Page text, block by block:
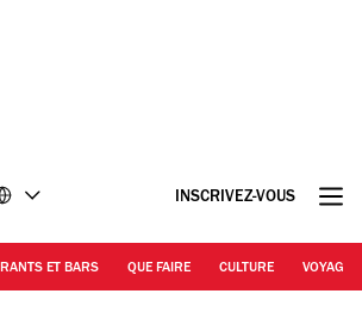
INSCRIVEZ-VOUS
ET BARS QUE FAIRE CULTURE VOYAGE